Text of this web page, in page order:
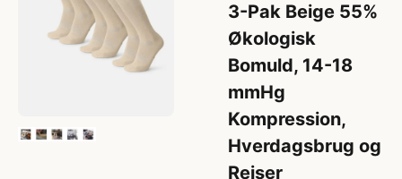
3-Pak Beige 55%
Økologisk
Bomuld, 14-18
mmHg
Kompression,
Hverdagsbrug og
Rejser